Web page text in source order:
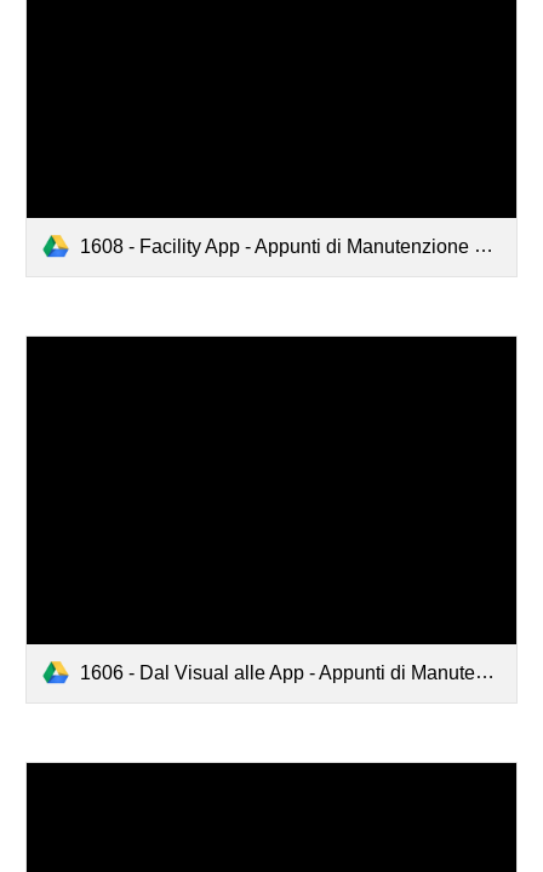
1608 - Facility App - Appunti di Manutenzione Luglio-Agosto 2016.pdf
1606 - Dal Visual alle App - Appunti di Manutenzione - Giugno 2016.pdf